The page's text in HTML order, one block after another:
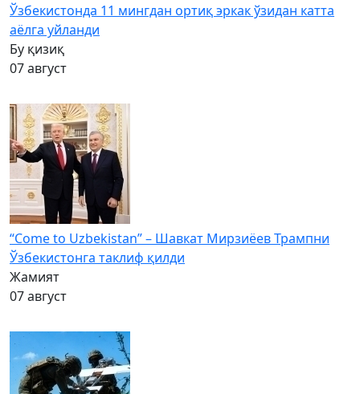
Ўзбекистонда 11 мингдан ортиқ эркак ўзидан катта
аёлга уйланди
Бу қизиқ
07 август
“Come to Uzbekistan” – Шавкат Мирзиёев Трампни
Ўзбекистонга таклиф қилди
Жамият
07 август